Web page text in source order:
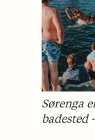
Sørenga
badested